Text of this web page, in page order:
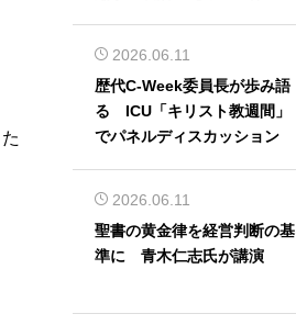
2026.06.11
歴代C-Week委員長が歩み語
る ICU「キリスト教週間」
でパネルディスカッション
2026.06.11
聖書の黄金律を経営判断の基
準に 青木仁志氏が講演